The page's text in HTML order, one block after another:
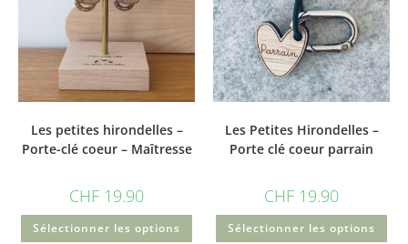
Les petites hirondelles –
Porte-clé coeur – Maîtresse
CHF 19.90
Sélectionner les options
Les Petites Hirondelles –
Porte clé coeur parrain
CHF 19.90
Sélectionner les options